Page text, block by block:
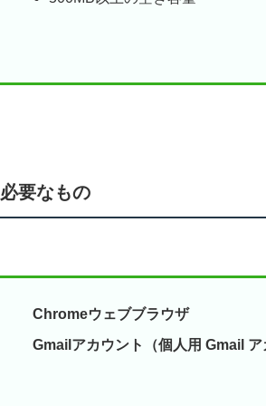
必要なもの
Chromeウェブブラウザ
Gmailアカウント（個人用 Gmail ア